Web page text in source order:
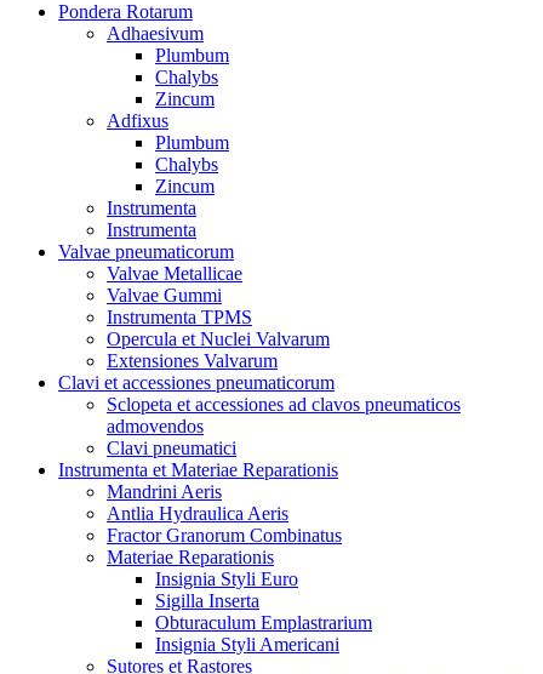
Pondera Rotarum
Adhaesivum
Plumbum
Chalybs
Zincum
Adfixus
Plumbum
Chalybs
Zincum
Instrumenta
Instrumenta
Valvae pneumaticorum
Valvae Metallicae
Valvae Gummi
Instrumenta TPMS
Opercula et Nuclei Valvarum
Extensiones Valvarum
Clavi et accessiones pneumaticorum
Sclopeta et accessiones ad clavos pneumaticos
admovendos
Clavi pneumatici
Instrumenta et Materiae Reparationis
Mandrini Aeris
Antlia Hydraulica Aeris
Fractor Granorum Combinatus
Materiae Reparationis
Insignia Styli Euro
Sigilla Inserta
Obturaculum Emplastrarium
Insignia Styli Americani
Sutores et Rastores